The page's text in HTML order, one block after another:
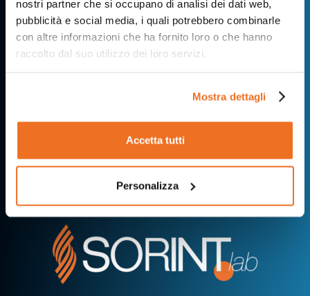
nostri partner che si occupano di analisi dei dati web,
pubblicità e social media, i quali potrebbero combinarle
con altre informazioni che ha fornito loro o che hanno
raccolto dal suo utilizzo dei loro servizi.
Mostra dettagli
Accetta tutti
Personalizza